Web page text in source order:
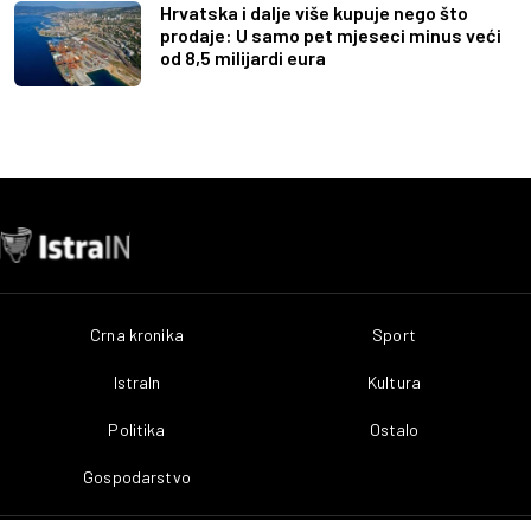
Hrvatska i dalje više kupuje nego što
prodaje: U samo pet mjeseci minus veći
od 8,5 milijardi eura
Crna kronika
IstraIn
Politika
Gospodarstvo
Sport
Kultura
Ostalo